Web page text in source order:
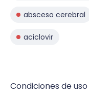
absceso cerebral
aciclovir
Condiciones de uso